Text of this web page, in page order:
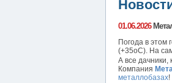
01.06.2026
Погода в этом
(+35оС). На
А все дачники,
Компания
металлобазах!